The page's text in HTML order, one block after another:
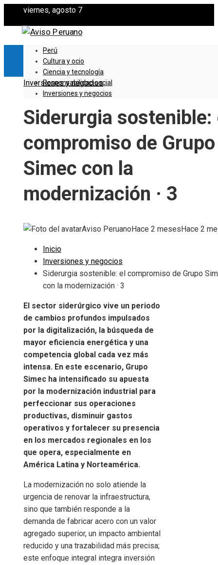
viernes, agosto 7
Perú
Cultura y ocio
Ciencia y tecnología
Responsabilidad social
Inversiones y negocios
Inversiones y negocios
Siderurgia sostenible:
compromiso de Grupo
Simec con la
modernización · 3
Aviso Peruano Hace 2 meses Hace 2
Inicio
Inversiones y negocios
Siderurgia sostenible: el compromiso de Grupo
con la modernización · 3
El sector siderúrgico vive un periodo
de cambios profundos impulsados
por la digitalización, la búsqueda de
mayor eficiencia energética y una
competencia global cada vez más
intensa. En este escenario, Grupo
Simec ha intensificado su apuesta
por la modernización industrial para
perfeccionar sus operaciones
productivas, disminuir gastos
operativos y fortalecer su presencia
en los mercados regionales en los
que opera, especialmente en
América Latina y Norteamérica.
La modernización no solo atiende la
urgencia de renovar la infraestructura,
sino que también responde a la
demanda de fabricar acero con un valor
agregado superior, un impacto ambiental
reducido y una trazabilidad más precisa;
este enfoque integral integra inversión